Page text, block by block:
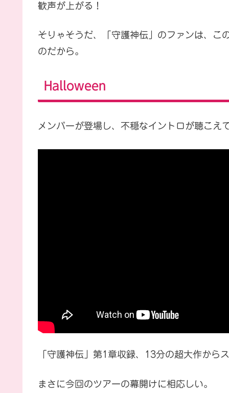
歓声が上がる！
そりゃそうだ、「守護神伝」のファンは、こ
のだから。
Halloween
メンバーが登場し、不穏なイントロが聴こえ
「守護神伝」第1章収録、13分の超大作から
まさに今回のツアーの幕開けに相応しい。